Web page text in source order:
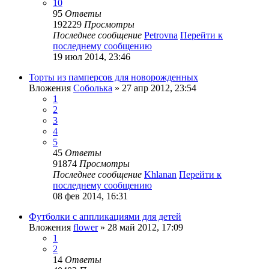
10
95 Ответы
192229 Просмотры
Последнее сообщение Petrovna Перейти к
последнему сообщению
19 июл 2014, 23:46
Торты из памперсов для новорожденных
Вложения Соболька » 27 апр 2012, 23:54
1
2
3
4
5
45 Ответы
91874 Просмотры
Последнее сообщение Khlanan Перейти к
последнему сообщению
08 фев 2014, 16:31
Футболки с аппликациями для детей
Вложения flower» 28 май 2012, 17:09
1
2
14 Ответы